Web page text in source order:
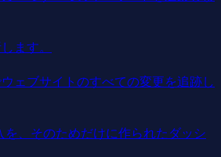
ます。
ェブサイトのすべての変更を追跡し
、そのためだけに作られたダッシ